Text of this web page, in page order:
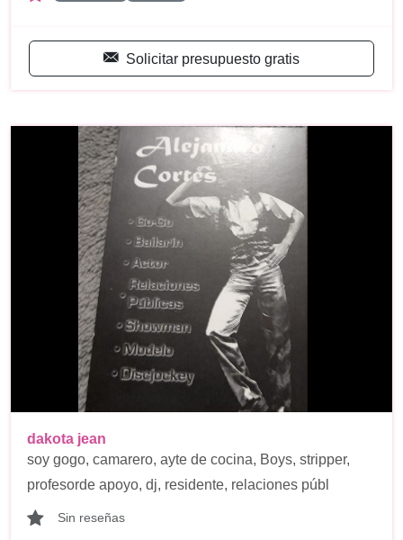
Solicitar presupuesto gratis
dakota jean
soy gogo, camarero, ayte de cocina, Boys, stripper,
profesorde apoyo, dj, residente, relaciones públ
Sin reseñas